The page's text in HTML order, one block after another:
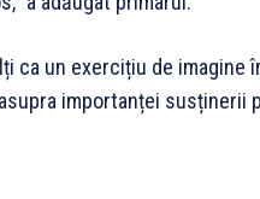
ca un exercițiu de imagine
importanței